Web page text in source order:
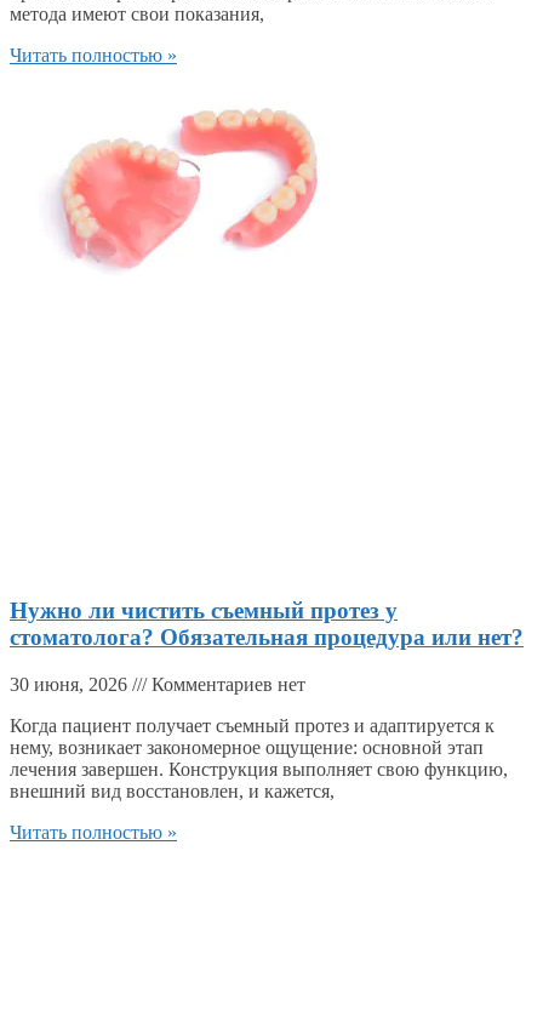
метода имеют свои показания,
Читать полностью »
Нужно ли чистить съемный протез у
стоматолога? Обязательная процедура или нет?
30 июня, 2026
Комментариев нет
Когда пациент получает съемный протез и адаптируется к
нему, возникает закономерное ощущение: основной этап
лечения завершен. Конструкция выполняет свою функцию,
внешний вид восстановлен, и кажется,
Читать полностью »